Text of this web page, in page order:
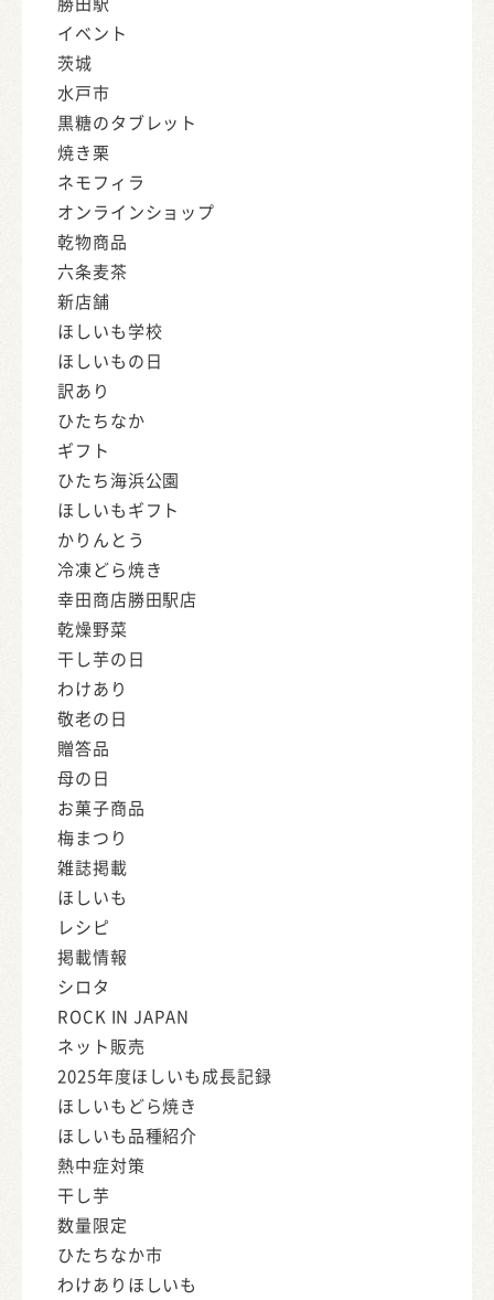
イベント
茨城
水戸市
黒糖のタブレット
焼き栗
ネモフィラ
オンラインショップ
乾物商品
六条麦茶
新店舗
ほしいも学校
ほしいもの日
訳あり
ひたちなか
ギフト
ひたち海浜公園
ほしいもギフト
かりんとう
冷凍どら焼き
幸田商店勝田駅店
乾燥野菜
干し芋の日
わけあり
敬老の日
贈答品
母の日
お菓子商品
梅まつり
雑誌掲載
ほしいも
レシピ
掲載情報
シロタ
ROCK IN JAPAN
ネット販売
2025年度ほしいも成長記録
ほしいもどら焼き
ほしいも品種紹介
熱中症対策
干し芋
数量限定
ひたちなか市
わけありほしいも